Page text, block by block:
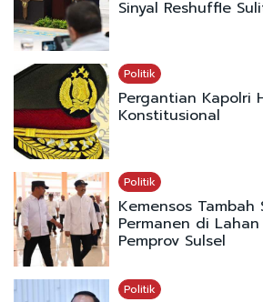
Sinyal Reshuffle
Politik
Pergantian Kapolri
Konstitusional
Politik
Kemensos Tambah
Permanen di
Pemprov Sulsel
Politik